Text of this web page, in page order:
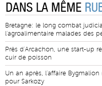
DANS LA MÊME
Bretagne: le long combat
l'agroalimentaire malades des
Près d'Arcachon, une start-up
cuir de poisson
Un an après, l'affaire
pour Sarkozy